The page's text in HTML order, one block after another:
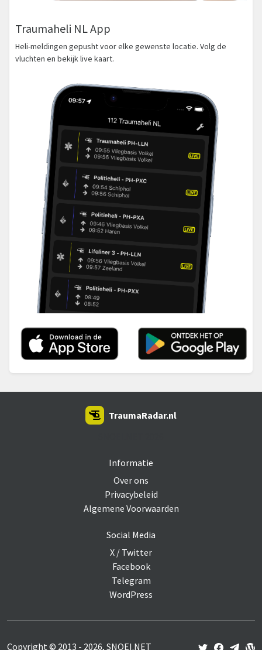
Traumaheli NL App
Heli-meldingen gepusht voor elke gewenste locatie. Volg de
vluchten en bekijk live kaart.
Informatie
Over ons
Privacybeleid
Algemene Voorwaarden
Social Media
X / Twitter
Facebook
Telegram
WordPress
TraumaRadar.nl
Copyright © 2013 - 2026, SNOEI.NET